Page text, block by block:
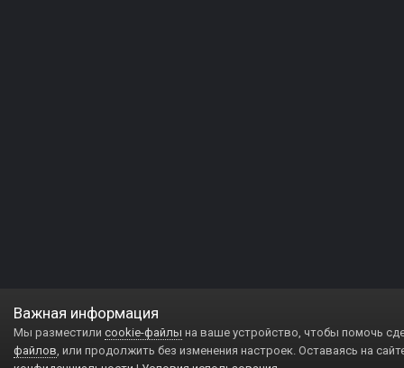
Важная информация
Мы разместили cookie-файлы на ваше устройство, чтобы помочь
файлов, или продолжить без изменения настроек. Оставаясь на